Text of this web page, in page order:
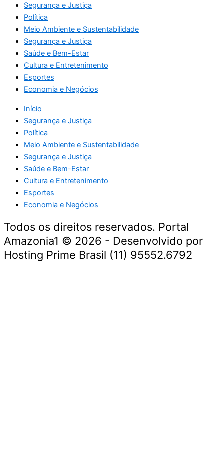
Segurança e Justiça
Política
Meio Ambiente e Sustentabilidade
Segurança e Justiça
Saúde e Bem-Estar
Cultura e Entretenimento
Esportes
Economia e Negócios
Início
Segurança e Justiça
Política
Meio Ambiente e Sustentabilidade
Segurança e Justiça
Saúde e Bem-Estar
Cultura e Entretenimento
Esportes
Economia e Negócios
Todos os direitos reservados. Portal
Amazonia1 © 2026 - Desenvolvido por
Hosting Prime Brasil (11) 95552.6792